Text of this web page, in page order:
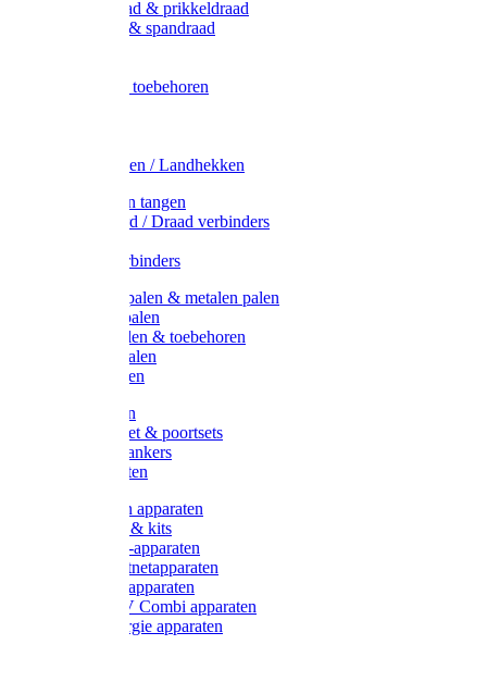
Metaal draad & prikkeldraad
Binddraad & spandraad
Afrasternet toebehoren
Weidehekken / Landhekken
Spanners en tangen
Lint / Koord / Draad verbinders
Litzclip verbinders
Recycling palen & metalen palen
Kunststof palen
T-Post t-palen & toebehoren
Glasfiber palen
Houten palen
Poortgrepen
Doorgangset & poortsets
Poortgreepankers
Weidepoorten
Onderdelen apparaten
Starter sets & kits
9V Batterij-apparaten
230V Lichtnetapparaten
12V Accu-apparaten
230V / 12V Combi apparaten
Zonne-energie apparaten